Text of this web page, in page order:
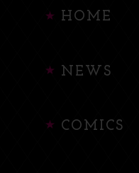
HOME
NEWS
COMICS